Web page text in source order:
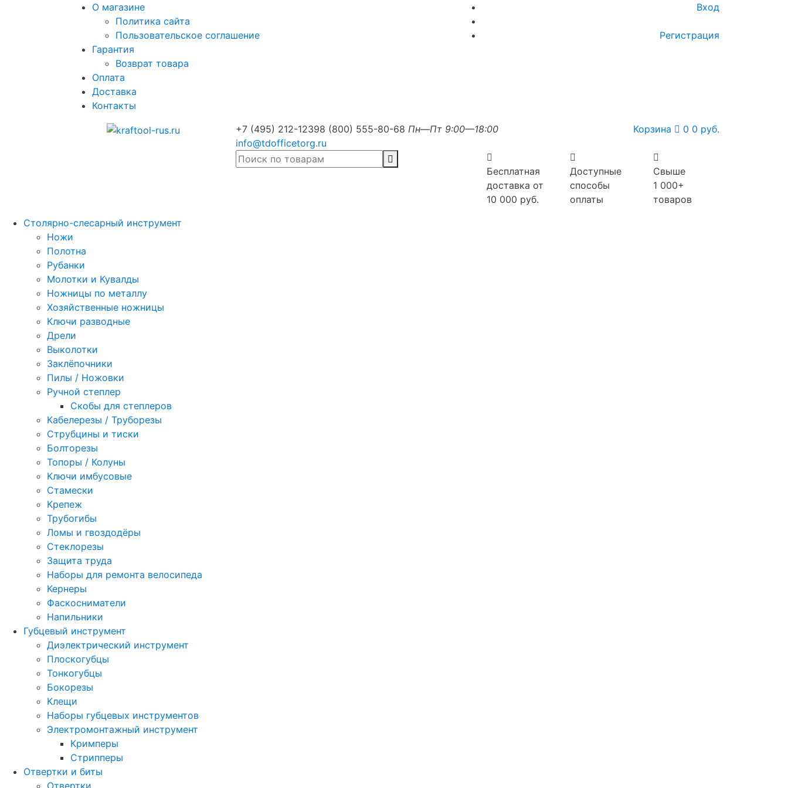
О магазине
Политика сайта
Пользовательское соглашение
Гарантия
Возврат товара
Оплата
Доставка
Контакты
Вход
Регистрация
+7 (495) 212-12398 (800) 555-80-68 Пн—Пт 9:00—18:00
info@tdofficetorg.ru
Корзина 0 0 руб.
Бесплатная
доставка от
10 000 руб.
Доступные
способы
оплаты
Свыше
1 000+
товаров
Столярно-слесарный инструмент
Ножи
Полотна
Рубанки
Молотки и Кувалды
Ножницы по металлу
Хозяйственные ножницы
Ключи разводные
Дрели
Выколотки
Заклёпочники
Пилы / Ножовки
Ручной степлер
Скобы для степлеров
Кабелерезы / Труборезы
Струбцины и тиски
Болторезы
Топоры / Колуны
Ключи имбусовые
Стамески
Крепеж
Трубогибы
Ломы и гвоздодёры
Стеклорезы
Защита труда
Наборы для ремонта велосипеда
Кернеры
Фаскосниматели
Напильники
Губцевый инструмент
Диэлектрический инструмент
Плоскогубцы
Тонкогубцы
Бокорезы
Клещи
Наборы губцевых инструментов
Электромонтажный инструмент
Кримперы
Стрипперы
Отвертки и биты
Отвертки